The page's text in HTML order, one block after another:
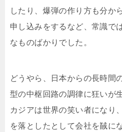
したり、爆弾の作り方も分か
申し込みをするなど、常識で
なものばかりでした。
どうやら、日本からの長時間
型の中枢回路の調律に狂いが
カジアは世界の笑い者になり
を落としたとして会社を馘に